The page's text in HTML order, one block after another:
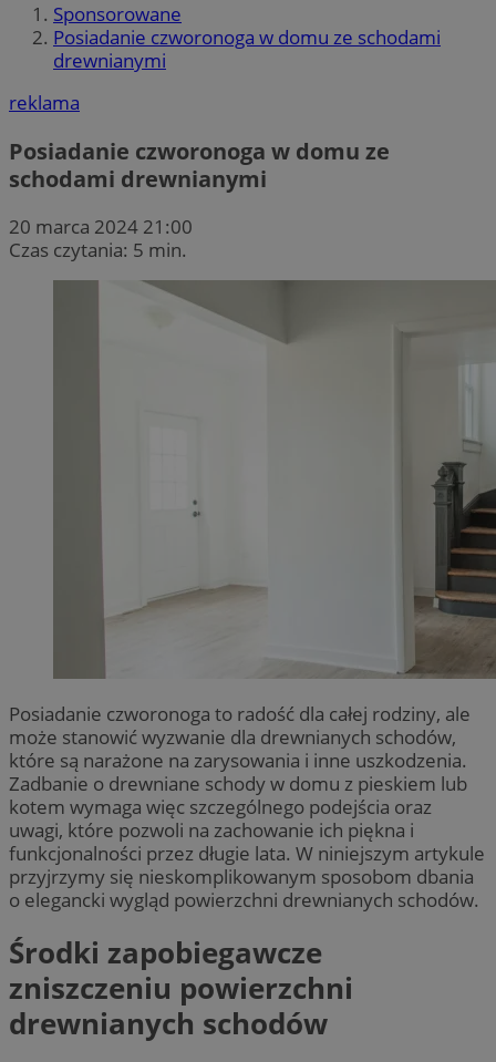
Sponsorowane
Posiadanie czworonoga w domu ze schodami
drewnianymi
reklama
Posiadanie czworonoga w domu ze
schodami drewnianymi
20 marca 2024 21:00
Czas czytania: 5 min.
Posiadanie czworonoga to radość dla całej rodziny, ale
może stanowić wyzwanie dla drewnianych schodów,
które są narażone na zarysowania i inne uszkodzenia.
Zadbanie o drewniane schody w domu z pieskiem lub
kotem wymaga więc szczególnego podejścia oraz
uwagi, które pozwoli na zachowanie ich piękna i
funkcjonalności przez długie lata. W niniejszym artykule
przyjrzymy się nieskomplikowanym sposobom dbania
o elegancki wygląd powierzchni drewnianych schodów.
Środki zapobiegawcze
zniszczeniu powierzchni
drewnianych schodów